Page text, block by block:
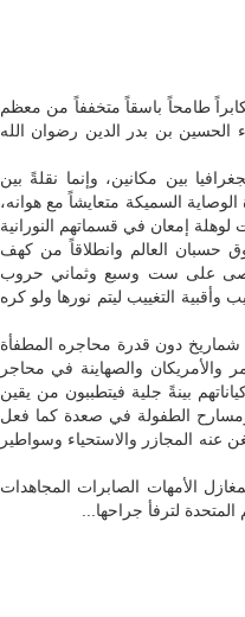
طامحاً باسقاً متخففاً من معظم
بن بدر الدين رضوان الله
2011 لم تكن نقلةً في الجغرافيا بين مكانين، وإنما نقلةً بين
السميكة متعايشاً مع هوانه،
لوهلة إمعان في قسماتهم النورانية
حسبان العالم وانطلاقاً من كهف
استعصى على ست وسبع وثماني حروب
التغييب ليتم نورها ولو كره
دون قدرة محاجره المطفأة
والأمريكان والصهاينة في محاجر
بينةً جلية فيتطببون من يقين
ومسارح الطفولة في صعدة كما فعل
عنه المجازر والاستحياء وسواطير
الأمهات الصابرات المجاهدات
لترفأ جراحها...